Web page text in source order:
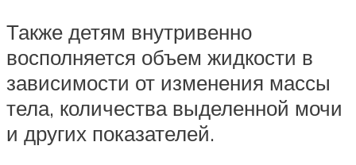
Также детям внутривенно
восполняется объем жидкости в
зависимости от изменения массы
тела, количества выделенной мочи
и других показателей.